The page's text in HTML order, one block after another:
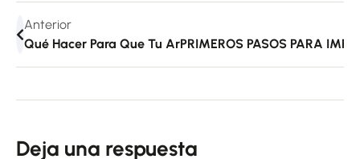
Anterior
Qué Hacer Para Que Tu Armónica Dure Más Tiempo: 10
PRIMEROS PASOS PARA
Deja una respuesta